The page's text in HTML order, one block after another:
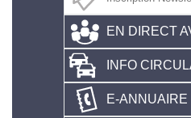
EN DIRECT
INFO
E-ANNUAIRE